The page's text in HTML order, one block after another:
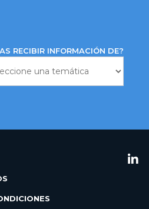
RECIBIR INFORMACIÓN DE?